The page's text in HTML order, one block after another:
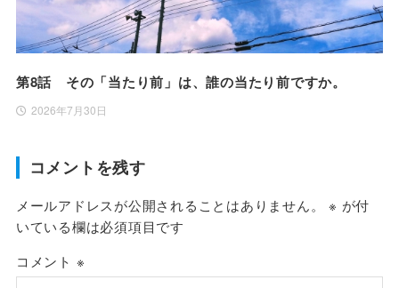
第8話 その「当たり前」は、誰の当たり前ですか。
2026年7月30日
コメントを残す
メールアドレスが公開されることはありません。 ※ が付
いている欄は必須項目です
コメント ※